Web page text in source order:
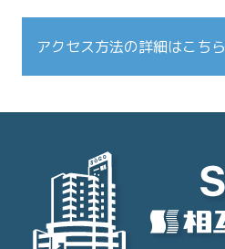
アクセス方法の詳細はこちら